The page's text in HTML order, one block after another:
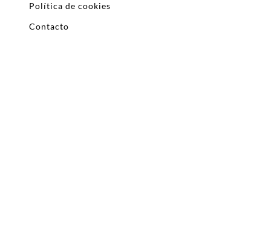
Política de cookies
Contacto